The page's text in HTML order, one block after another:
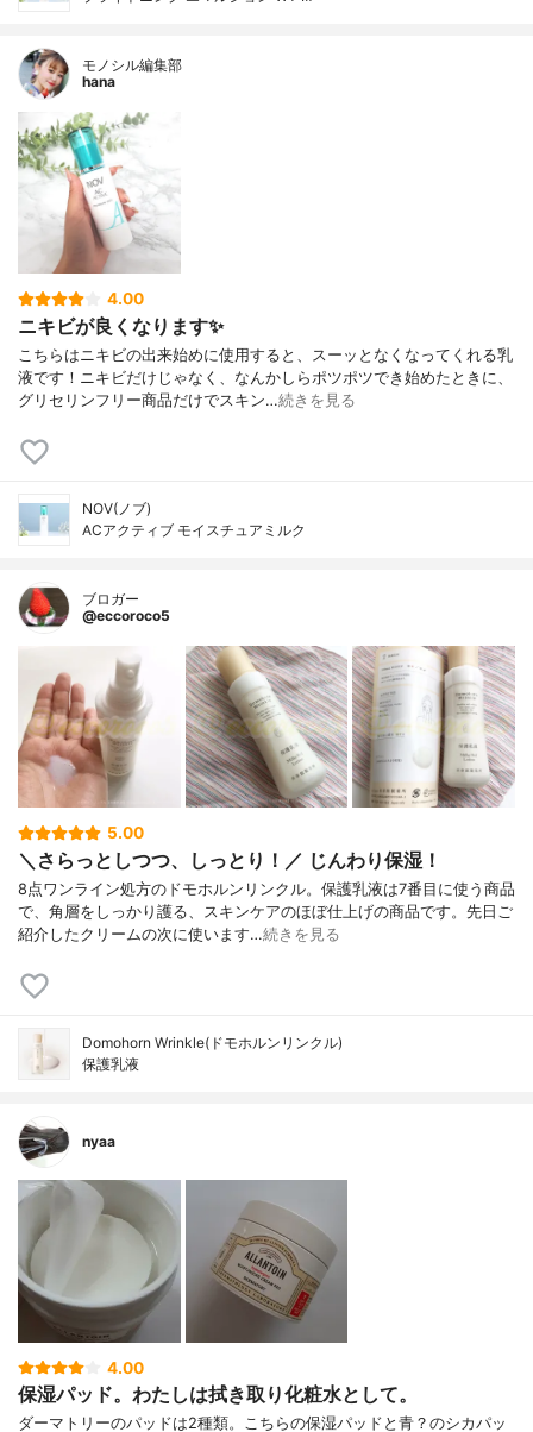
モノシル編集部
hana
4.00
ニキビが良くなります✨
こちらはニキビの出来始めに使用すると、スーッとなくなってくれる乳
液です！ニキビだけじゃなく、なんかしらポツポツでき始めたときに、
グリセリンフリー商品だけでスキン…続きを見る
NOV(ノブ)
ACアクティブ モイスチュアミルク
ブロガー
@eccoroco5
5.00
＼さらっとしつつ、しっとり！／ じんわり保湿！
8点ワンライン処方のドモホルンリンクル。保護乳液は7番目に使う商品
で、角層をしっかり護る、スキンケアのほぼ仕上げの商品です。先日ご
紹介したクリームの次に使います…続きを見る
Domohorn Wrinkle(ドモホルンリンクル)
保護乳液
nyaa
4.00
保湿パッド。わたしは拭き取り化粧水として。
ダーマトリーのパッドは2種類。こちらの保湿パッドと青？のシカパッ